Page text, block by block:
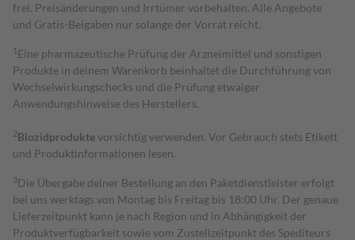
frei. Preisänderungen und Irrtümer vorbehalten. Alle Angebote
und Gratis-Beigaben nur solange der Vorrat reicht.
1 Eine pharmazeutische Prüfung der Arzneimittel und sonstigen
Produkte in deinem Warenkorb beinhaltet die Durchführung von
Wechselwirkungschecks und die Prüfung etwaiger
Anwendungshinweise des Herstellers.
2Biozidproduktevorsichtig verwenden. Vor Gebrauch stets Etikett
und Produktinformationen lesen.
3Die Übergabe deiner Bestellung an den Paketdienstleister erfolgt
bei uns werktags von Montag bis Freitag bis 18:00 Uhr. Der genaue
Lieferzeitpunkt kann je nach Region und in Abhängigkeit der
Produktverfügbarkeit sowie vom Zustellzeitpunkt des Spediteurs